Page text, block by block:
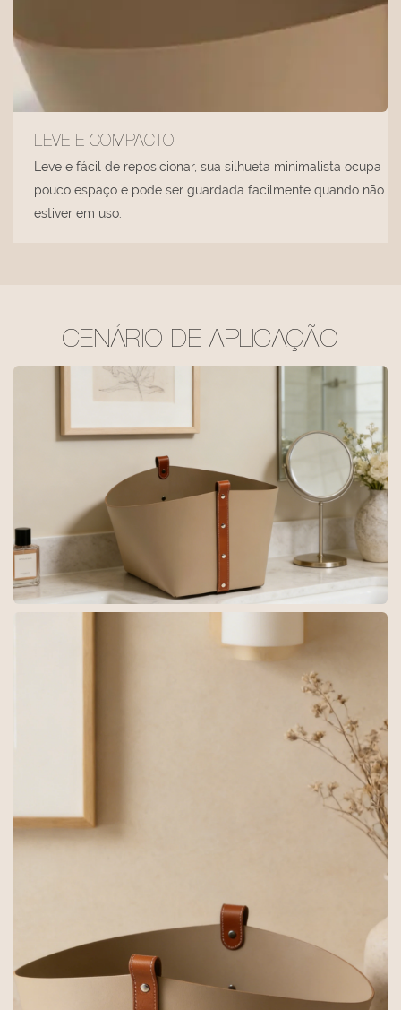
LEVE E COMPACTO
Leve e fácil de reposicionar, sua silhueta minimalista ocupa
pouco espaço e pode ser guardada facilmente quando não
estiver em uso.
CENÁRIO DE APLICAÇÃO